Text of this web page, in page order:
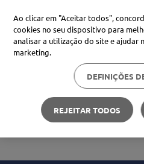
Procure no Marketplace Médis
Pesquisas mais comuns
xiaomi
Beleza e Cuidado
Sebiaclear Mat + Pores
Ao clicar em "Aceitar todos",
cookies no seu dispositivo para
analisar a utilização do site e ajudar
marketing.
DEFINIÇÕES
REJEITAR TODOS